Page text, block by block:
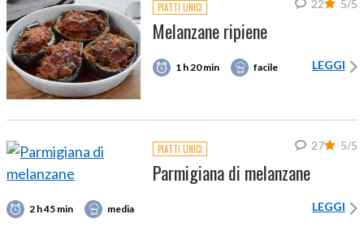
PIATTI UNICI 5/5
22
Melanzane ripiene
1 h 20 min facile LEGGI
PIATTI UNICI 5/5
27
Parmigiana di melanzane
2 h 45 min media LEGGI